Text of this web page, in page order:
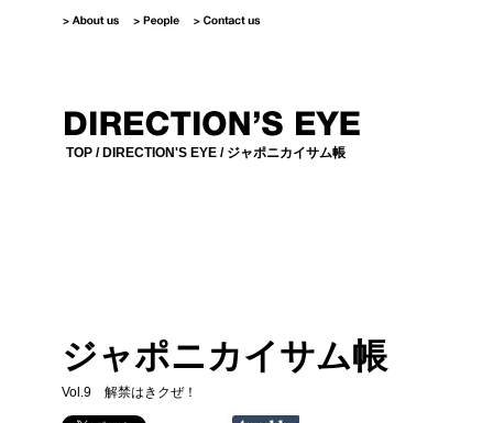
TOP / DIRECTION'S EYE / ジャポニカイサム帳
ジャポニカイサム帳
Vol.9 解禁はきクぜ！